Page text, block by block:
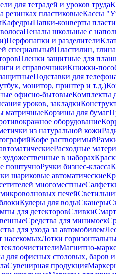
для тетрадей и уроков труда
резинках пластиковыеКассы
КафедрыПапки-конверты
Пеналы школьные с
Перфопапки и разделители
специальныйПластилин,
Пленки защитные для
и справочникиКнижки-
Подставки для телефона
монитор, принтер и т.д.)
офисно-бытовыеКомплекты
уроков, закладки
матричныеКорзины для бумаг
оборудование
из натуральной кожи
Кофе растворимый
Расходные
в наборах
поштучноРучки бизнес-класса
шариковые автоматические
многоместные
печей
Кулеры для водыСканеры
для детекторовСливки
Средства для минимоек
для ухода за автомобилем
насекомыхЛотки
Магнитно-
для офисных столовых, баров и
Сувенирная продукция